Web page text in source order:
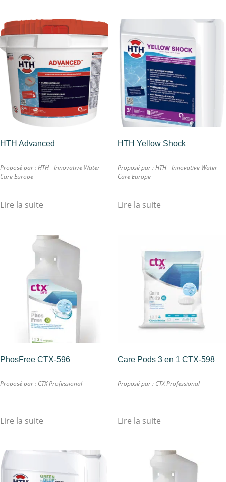
HTH Advanced
Proposé par :HTH - Innovative Water
Care Europe
Lire la suite
HTH Yellow Shock
Proposé par :HTH - Innovative Water
Care Europe
Lire la suite
PhosFree CTX-596
Proposé par : CTX Professional
Lire la suite
Care Pods 3 en 1 CTX-598
Proposé par : CTX Professional
Lire la suite